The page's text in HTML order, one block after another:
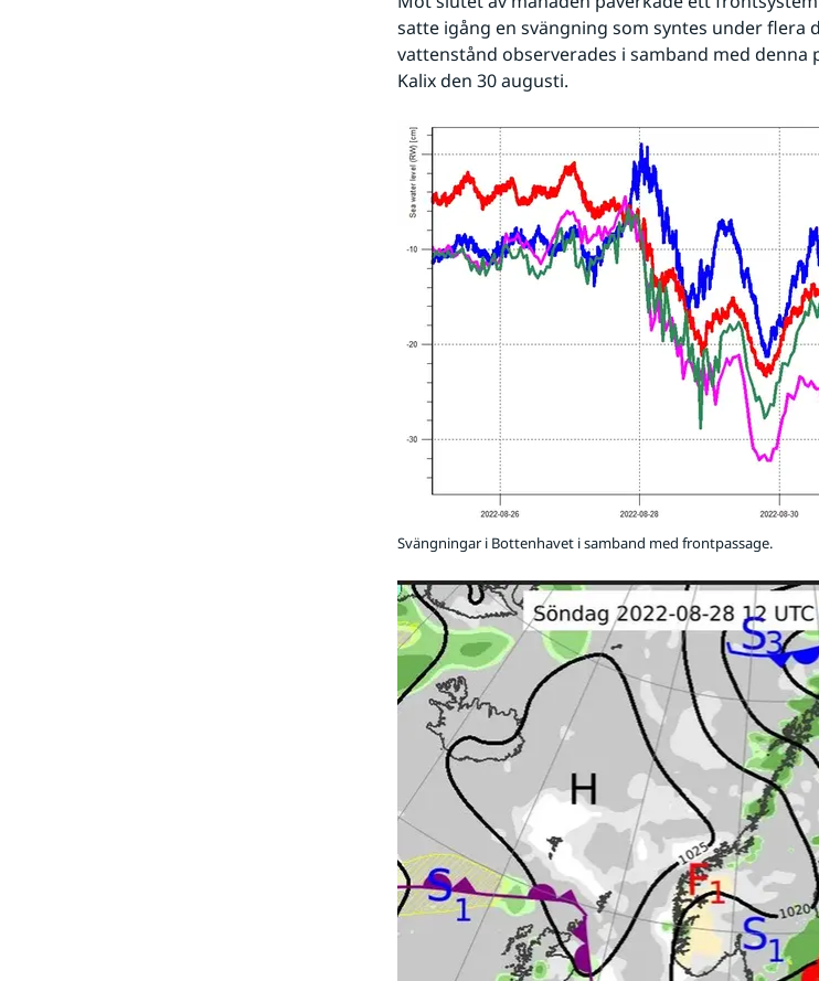
satte igång en svängning som syntes under flera
vattenstånd observerades i samband med denna
Kalix den 30 augusti.
Svängningar i Bottenhavet i samband med frontpassage.